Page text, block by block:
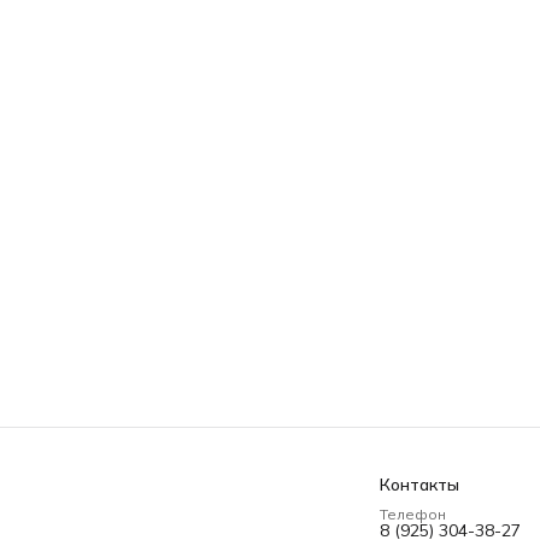
Контакты
Телефон
8 (925) 304-38-27